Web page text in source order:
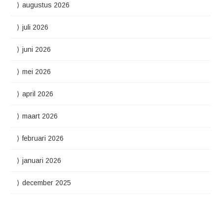
augustus 2026
juli 2026
juni 2026
mei 2026
april 2026
maart 2026
februari 2026
januari 2026
december 2025